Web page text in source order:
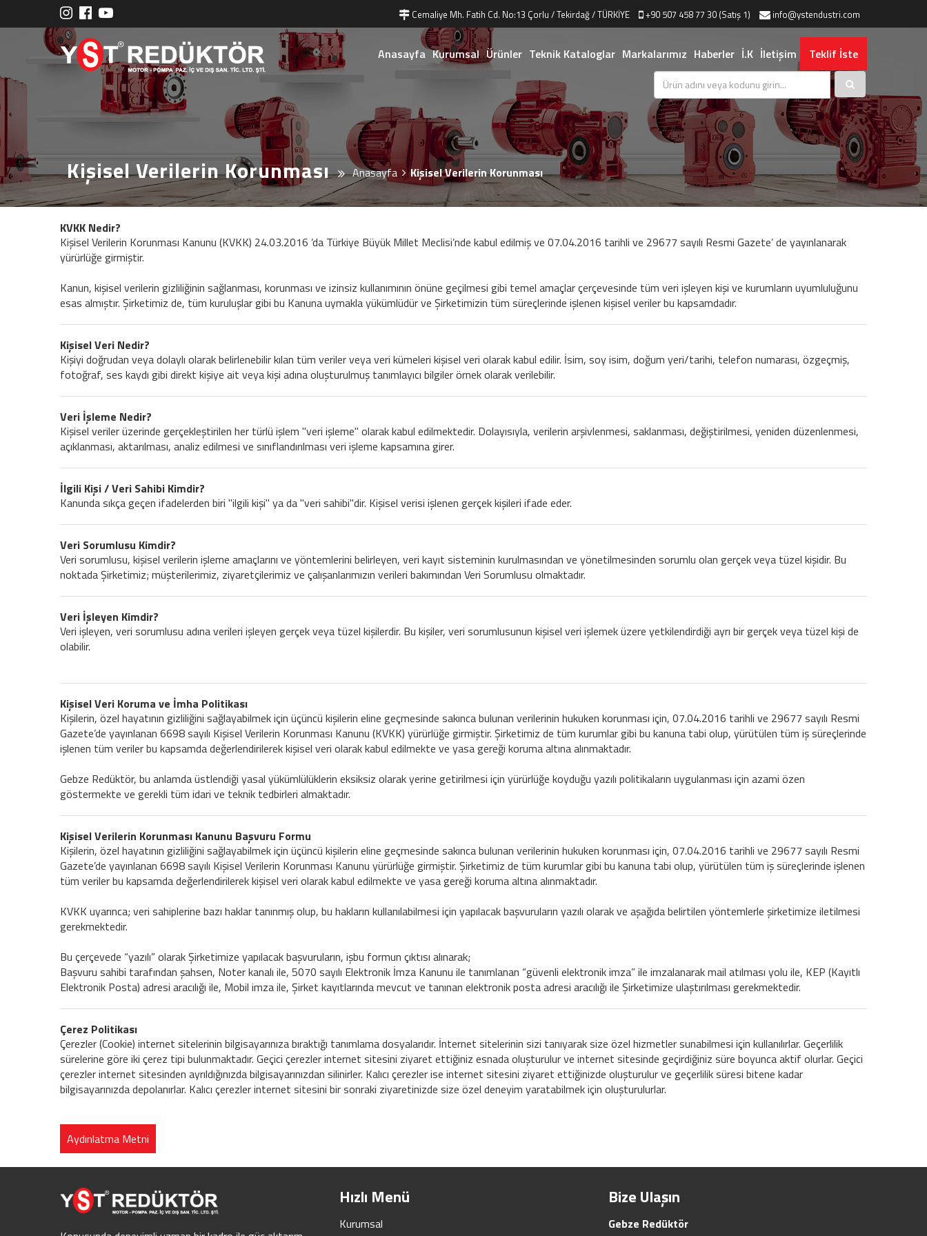
Cemaliye Mh. Fatih Cd. No:13 Çorlu / Tekirdağ / TÜRKİYE +90 507 458 77 30 (Satış 1) info@ystendustri.com
Anasayfa Kurumsal Ürünler Teknik Kataloglar Markalarımız Haberler İ.K İletişim Teklif İste
Kişisel Verilerin Korunması Anasayfa Kişisel Verilerin Korunması
KVKK Nedir?
Kişisel Verilerin Korunması Kanunu (KVKK) 24.03.2016 ’da Türkiye Büyük Millet Meclisi’nde kabul edilmiş ve 07.04.2016 tarihli ve 29677 sayılı Resmi Gazete’ de yayınlanarak
yürürlüğe girmiştir.
Kanun, kişisel verilerin gizliliğinin sağlanması, korunması ve izinsiz kullanımının önüne geçilmesi gibi temel amaçlar çerçevesinde tüm veri işleyen kişi ve kurumların uyumluluğunu
esas almıştır. Şirketimiz de, tüm kuruluşlar gibi bu Kanuna uymakla yükümlüdür ve Şirketimizin tüm süreçlerinde işlenen kişisel veriler bu kapsamdadır.
Kişisel Veri Nedir?
Kişiyi doğrudan veya dolaylı olarak belirlenebilir kılan tüm veriler veya veri kümeleri kişisel veri olarak kabul edilir. İsim, soy isim, doğum yeri/tarihi, telefon numarası, özgeçmiş,
fotoğraf, ses kaydı gibi direkt kişiye ait veya kişi adına oluşturulmuş tanımlayıcı bilgiler örnek olarak verilebilir.
Veri İşleme Nedir?
Kişisel veriler üzerinde gerçekleştirilen her türlü işlem "veri işleme" olarak kabul edilmektedir. Dolayısıyla, verilerin arşivlenmesi, saklanması, değiştirilmesi, yeniden düzenlenmesi,
açıklanması, aktarılması, analiz edilmesi ve sınıflandırılması veri işleme kapsamına girer.
İlgili Kişi / Veri Sahibi Kimdir?
Kanunda sıkça geçen ifadelerden biri "ilgili kişi" ya da "veri sahibi"dir. Kişisel verisi işlenen gerçek kişileri ifade eder.
Veri Sorumlusu Kimdir?
Veri sorumlusu, kişisel verilerin işleme amaçlarını ve yöntemlerini belirleyen, veri kayıt sisteminin kurulmasından ve yönetilmesinden sorumlu olan gerçek veya tüzel kişidir. Bu
noktada Şirketimiz; müşterilerimiz, ziyaretçilerimiz ve çalışanlarımızın verileri bakımından Veri Sorumlusu olmaktadır.
Veri İşleyen Kimdir?
Veri işleyen, veri sorumlusu adına verileri işleyen gerçek veya tüzel kişilerdir. Bu kişiler, veri sorumlusunun kişisel veri işlemek üzere yetkilendirdiği ayrı bir gerçek veya tüzel kişi de
olabilir.
Kişisel Veri Koruma ve İmha Politikası
Kişilerin, özel hayatının gizliliğini sağlayabilmek için üçüncü kişilerin eline geçmesinde sakınca bulunan verilerinin hukuken korunması için, 07.04.2016 tarihli ve 29677 sayılı Resmi
Gazete’de yayınlanan 6698 sayılı Kişisel Verilerin Korunması Kanunu (KVKK) yürürlüğe girmiştir. Şirketimiz de tüm kurumlar gibi bu kanuna tabi olup, yürütülen tüm iş süreçlerinde
işlenen tüm veriler bu kapsamda değerlendirilerek kişisel veri olarak kabul edilmekte ve yasa gereği koruma altına alınmaktadır.
Gebze Redüktör, bu anlamda üstlendiği yasal yükümlülüklerin eksiksiz olarak yerine getirilmesi için yürürlüğe koyduğu yazılı politikaların uygulanması için azami özen
göstermekte ve gerekli tüm idari ve teknik tedbirleri almaktadır.
Kişisel Verilerin Korunması Kanunu Başvuru Formu
Kişilerin, özel hayatının gizliliğini sağlayabilmek için üçüncü kişilerin eline geçmesinde sakınca bulunan verilerinin hukuken korunması için, 07.04.2016 tarihli ve 29677 sayılı Resmi
Gazete’de yayınlanan 6698 sayılı Kişisel Verilerin Korunması Kanunu yürürlüğe girmiştir. Şirketimiz de tüm kurumlar gibi bu kanuna tabi olup, yürütülen tüm iş süreçlerinde işlenen
tüm veriler bu kapsamda değerlendirilerek kişisel veri olarak kabul edilmekte ve yasa gereği koruma altına alınmaktadır.
KVKK uyarınca; veri sahiplerine bazı haklar tanınmış olup, bu hakların kullanılabilmesi için yapılacak başvuruların yazılı olarak ve aşağıda belirtilen yöntemlerle şirketimize iletilmesi
gerekmektedir.
Bu çerçevede “yazılı” olarak Şirketimize yapılacak başvuruların, işbu formun çıktısı alınarak;
Başvuru sahibi tarafından şahsen, Noter kanalı ile, 5070 sayılı Elektronik İmza Kanunu ile tanımlanan “güvenli elektronik imza” ile imzalanarak mail atılması yolu ile, KEP (Kayıtlı
Elektronik Posta) adresi aracılığı ile, Mobil imza ile, Şirket kayıtlarında mevcut ve tanınan elektronik posta adresi aracılığı ile Şirketimize ulaştırılması gerekmektedir.
Çerez Politikası
Çerezler (Cookie) internet sitelerinin bilgisayarınıza bıraktığı tanımlama dosyalarıdır. İnternet sitelerinin sizi tanıyarak size özel hizmetler sunabilmesi için kullanılırlar. Geçerlilik
sürelerine göre iki çerez tipi bulunmaktadır. Geçici çerezler internet sitesini ziyaret ettiğiniz esnada oluşturulur ve internet sitesinde geçirdiğiniz süre boyunca aktif olurlar. Geçici
çerezler internet sitesinden ayrıldığınızda bilgisayarınızdan silinirler. Kalıcı çerezler ise internet sitesini ziyaret ettiğinizde oluşturulur ve geçerlilik süresi bitene kadar
bilgisayarınızda depolanırlar. Kalıcı çerezler internet sitesini bir sonraki ziyaretinizde size özel deneyim yaratabilmek için oluşturulurlar.
Aydınlatma Metni
Hızlı Menü
Kurumsal
Bize Ulaşın
Gebze Redüktör